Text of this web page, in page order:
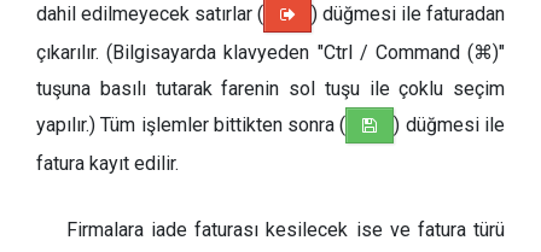
dahil edilmeyecek satırlar (
) düğmesi ile faturadan
çıkarılır. (Bilgisayarda klavyeden "Ctrl / Command (⌘)"
tuşuna basılı tutarak farenin sol tuşu ile çoklu seçim
yapılır.) Tüm işlemler bittikten sonra (
) düğmesi ile
fatura kayıt edilir.
Firmalara iade faturası kesilecek ise ve fatura türü